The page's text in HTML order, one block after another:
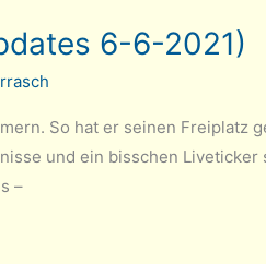
6-6-2021)
So hat er seinen Freiplatz
und ein bisschen
–